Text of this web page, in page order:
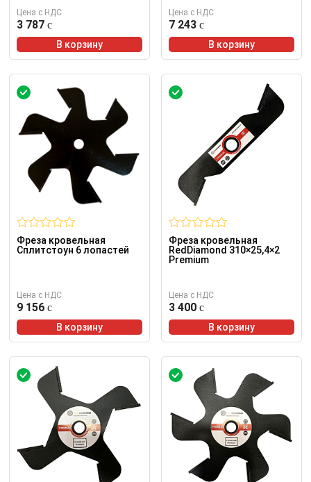
Цена с НДС
3 787
В корзину
Цена с НДС
7 243
В корзину
Фреза кровельная
Сплитстоун 6 лопастей
Цена с НДС
9 156
В корзину
Фреза кровельная
RedDiamond 310×25,4×2
Premium
Цена с НДС
3 400
В корзину